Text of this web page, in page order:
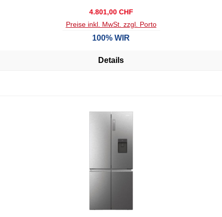
Regulärer Preis:
4.801,00 CHF
Preise inkl. MwSt. zzgl. Porto
100% WIR
Details